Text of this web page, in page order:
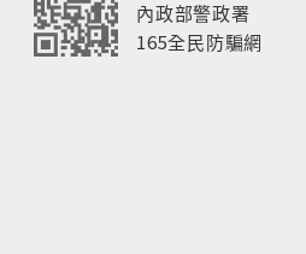
內政部警政署
165全民防騙網